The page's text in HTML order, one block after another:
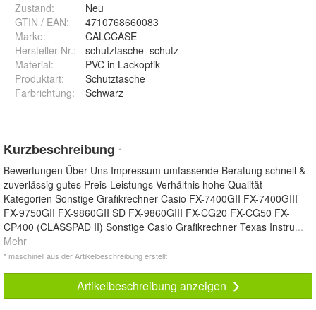
Zustand:
Neu
GTIN / EAN:
4710768660083
Marke:
CALCCASE
Hersteller Nr.:
schutztasche_schutz_
Material:
PVC in Lackoptik
Produktart:
Schutztasche
Farbrichtung: Schwarz
Kurzbeschreibung *
Bewertungen Über Uns Impressum umfassende Beratung schnell &
zuverlässig gutes Preis-Leistungs-Verhältnis hohe Qualität
Kategorien Sonstige Grafikrechner Casio FX-7400GII FX-7400GIII
FX-9750GII FX-9860GII SD FX-9860GIII FX-CG20 FX-CG50 FX-
CP400 (CLASSPAD II) Sonstige Casio Grafikrechner Texas Instru...
Mehr
* maschinell aus der Artikelbeschreibung erstellt
Artikelbeschreibung anzeigen